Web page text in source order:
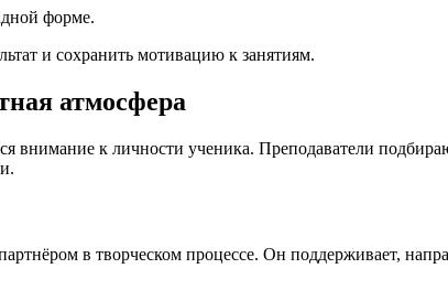
форме.
и сохранить мотивацию к занятиям.
атмосфера
к личности ученика. Преподаватели
в творческом процессе. Он поддерживает,